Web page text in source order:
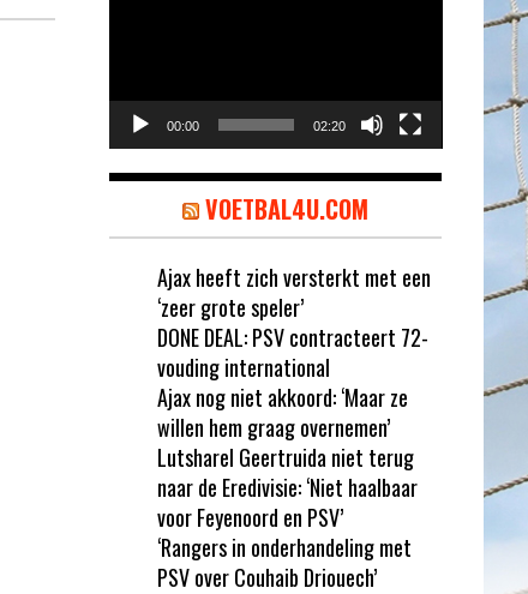
00:00 02:20
VOETBAL4U.COM
Ajax heeft zich versterkt met een
‘zeer grote speler’
DONE DEAL: PSV contracteert 72-
vouding international
Ajax nog niet akkoord: ‘Maar ze
willen hem graag overnemen’
Lutsharel Geertruida niet terug
naar de Eredivisie: ‘Niet haalbaar
voor Feyenoord en PSV’
‘Rangers in onderhandeling met
PSV over Couhaib Driouech’